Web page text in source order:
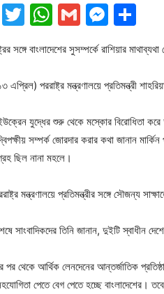
Facebook
Twitter
WhatsApp
Gmail
সঙ্গে বাংলাদেশের সুসম্পর্কে রাশিয়ার
এপ্রিল) পররাষ্ট্র মন্ত্রণালয়ে প্রতিমন্ত্রী
যুদ্ধের শুরু থেকে মস্কোর বিরোধিতা
সম্পর্ক জোরদার করার কথা জানান
ছিল নানা মহলে।
মন্ত্রণালয়ে প্রতিমন্ত্রীর সঙ্গে সৌজন্য
সাংবাদিকদের তিনি জানান, দুইটি স্বাধীন
থেকে আর্থিক লেনদেনের আন্তর্জাতিক
পেতে বেগ পেতে হচ্ছে বাংলাদেশের।